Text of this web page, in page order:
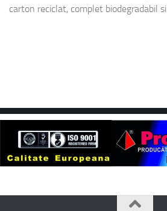
carton reciclat, complet biodegradabil si...